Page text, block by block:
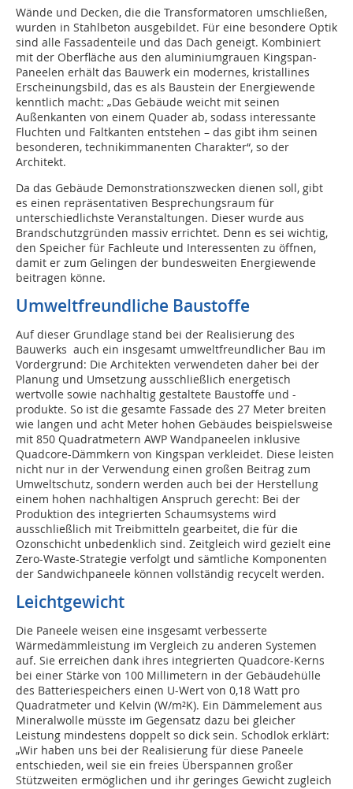
Wände und Decken, die die Transformatoren umschließen,
wurden in Stahlbeton ausgebildet. Für eine besondere Optik
sind alle Fassadenteile und das Dach geneigt. Kombiniert
mit der Oberfläche aus den aluminiumgrauen Kingspan-
Paneelen erhält das Bauwerk ein modernes, kristallines
Erscheinungsbild, das es als Baustein der Energiewende
kenntlich macht: „Das Gebäude weicht mit seinen
Außenkanten von einem Quader ab, sodass interessante
Fluchten und Faltkanten entstehen – das gibt ihm seinen
besonderen, technikimmanenten Charakter“, so der
Architekt.
Da das Gebäude Demonstrationszwecken dienen soll, gibt
es einen repräsentativen Besprechungsraum für
unterschiedlichste Veranstaltungen. Dieser wurde aus
Brandschutzgründen massiv errichtet. Denn es sei wichtig,
den Speicher für Fachleute und Interessenten zu öffnen,
damit er zum Gelingen der bundesweiten Energiewende
beitragen könne.
Umweltfreundliche Baustoffe
Auf dieser Grundlage stand bei der Realisierung des
Bauwerks auch ein insgesamt umweltfreundlicher Bau im
Vordergrund: Die Architekten verwendeten daher bei der
Planung und Umsetzung ausschließlich energetisch
wertvolle sowie nachhaltig gestaltete Baustoffe und -
produkte. So ist die gesamte Fassade des 27 Meter breiten
wie langen und acht Meter hohen Gebäudes beispielsweise
mit 850 Quadratmetern AWP Wandpaneelen inklusive
Quadcore-Dämmkern von Kingspan verkleidet. Diese leisten
nicht nur in der Verwendung einen großen Beitrag zum
Umweltschutz, sondern werden auch bei der Herstellung
einem hohen nachhaltigen Anspruch gerecht: Bei der
Produktion des integrierten Schaumsystems wird
ausschließlich mit Treibmitteln gearbeitet, die für die
Ozonschicht unbedenklich sind. Zeitgleich wird gezielt eine
Zero-Waste-Strategie verfolgt und sämtliche Komponenten
der Sandwichpaneele können vollständig recycelt werden.
Leichtgewicht
Die Paneele weisen eine insgesamt verbesserte
Wärmedämmleistung im Vergleich zu anderen Systemen
auf. Sie erreichen dank ihres integrierten Quadcore-Kerns
bei einer Stärke von 100 Millimetern in der Gebäudehülle
des Batteriespeichers einen U-Wert von 0,18 Watt pro
Quadratmeter und Kelvin (W/m²K). Ein Dämmelement aus
Mineralwolle müsste im Gegensatz dazu bei gleicher
Leistung mindestens doppelt so dick sein. Schodlok erklärt:
„Wir haben uns bei der Realisierung für diese Paneele
entschieden, weil sie ein freies Überspannen großer
Stützweiten ermöglichen und ihr geringes Gewicht zugleich